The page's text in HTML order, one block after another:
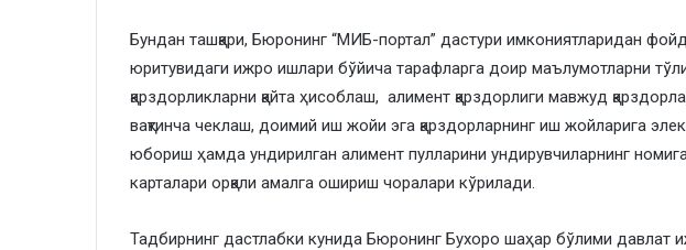
Бундан ташқари, Бюронинг “МИБ-портал” дастури имкониятларидан
юритувидаги ижро ишлари бўйича тарафларга доир маълумотларни
қарздорликларни қайта ҳисоблаш, алимент қарздорлиги мавжуд
вақтинча чеклаш, доимий иш жойи эга қарздорларнинг иш жойларига
юбориш ҳамда ундирилган алимент пулларини ундирувчиларнинг номига
карталари орқали амалга ошириш чоралари кўрилади.
Тадбирнинг дастлабки кунида Бюронинг Бухоро шаҳар бўлими давлат